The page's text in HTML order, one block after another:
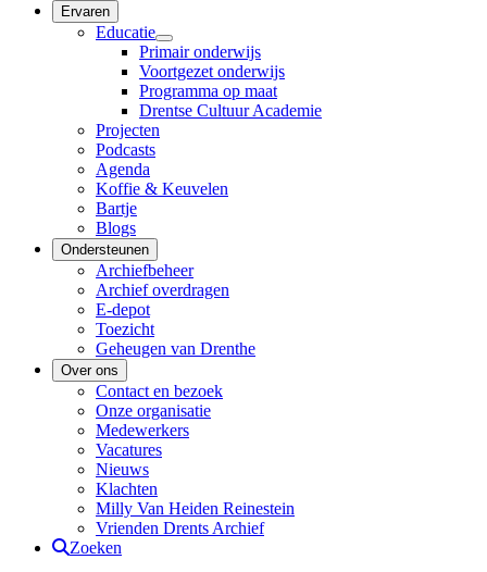
Ervaren
Educatie
Primair onderwijs
Voortgezet onderwijs
Programma op maat
Drentse Cultuur Academie
Projecten
Podcasts
Agenda
Koffie & Keuvelen
Bartje
Blogs
Ondersteunen
Archiefbeheer
Archief overdragen
E-depot
Toezicht
Geheugen van Drenthe
Over ons
Contact en bezoek
Onze organisatie
Medewerkers
Vacatures
Nieuws
Klachten
Milly Van Heiden Reinestein
Vrienden Drents Archief
Zoeken